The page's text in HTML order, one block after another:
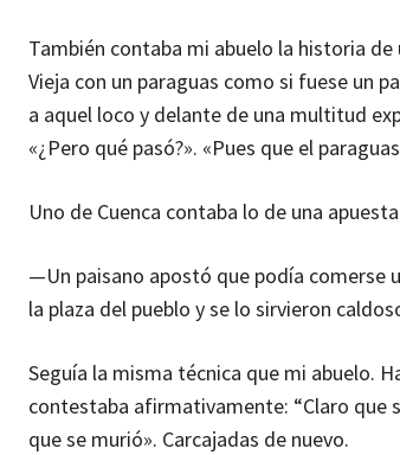
También contaba mi abuelo la historia
Vieja con un paraguas como si fuese un
a aquel loco y delante de una multitud
«¿Pero qué pasó?». «Pues que el
Uno de Cuenca contaba lo de una
—Un paisano apostó que podía comerse
la plaza del pueblo y se lo sirvieron
Seguía la misma técnica que mi abuelo.
contestaba afirmativamente: “Claro que
que se murió». Carcajadas de nuevo.